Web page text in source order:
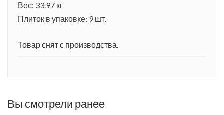
Вес: 33.97 кг
Плиток в упаковке: 9 шт.
Товар снят с производства.
Вы смотрели ранее